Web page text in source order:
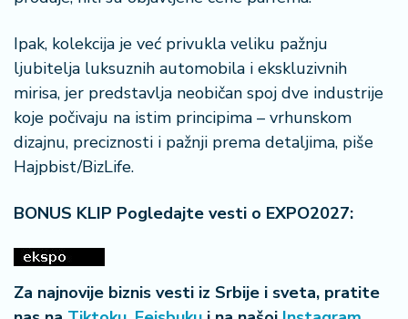
Ipak, kolekcija je već privukla veliku pažnju
ljubitelja luksuznih automobila i ekskluzivnih
mirisa, jer predstavlja neobičan spoj dve industrije
koje počivaju na istim principima – vrhunskom
dizajnu, preciznosti i pažnji prema detaljima, piše
Hajpbist/BizLife.
BONUS KLIP Pogledajte vesti o EXPO2027:
Za najnovije biznis vesti iz Srbije i sveta, pratite